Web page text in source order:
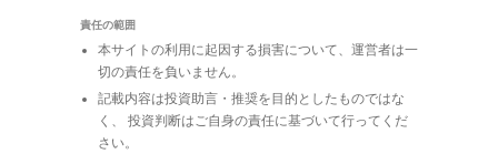
責任の範囲
本サイトの利用に起因する損害について、運営者は一
切の責任を負いません。
記載内容は投資助言・推奨を目的としたものではな
く、 投資判断はご自身の責任に基づいて行ってくだ
さい。